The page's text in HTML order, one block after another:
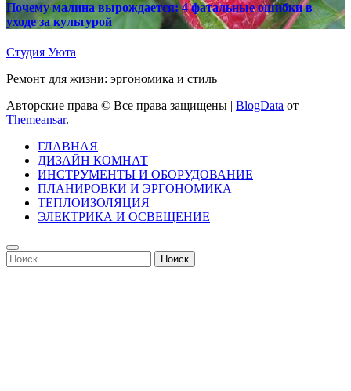
Почему малина вырождается: 4 фатальные ошибки в
уходе за культурой
Студия Уюта
Ремонт для жизни: эргономика и стиль
Авторские права © Все права защищены | BlogData от
Themeansar.
ГЛАВНАЯ
ДИЗАЙН КОМНАТ
ИНСТРУМЕНТЫ И ОБОРУДОВАНИЕ
ПЛАНИРОВКИ И ЭРГОНОМИКА
ТЕПЛОИЗОЛЯЦИЯ
ЭЛЕКТРИКА И ОСВЕЩЕНИЕ
Найти: